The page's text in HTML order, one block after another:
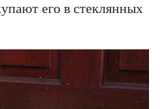
его в стеклянных